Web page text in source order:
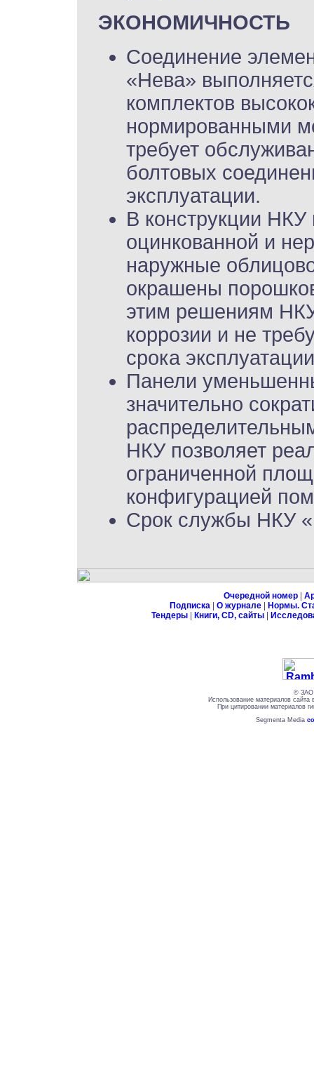
ЭКОНОМИЧНОСТЬ
Соединение
«Нева»
комплектов
нормированными
требует
болтовых
эксплуатации.
В конструкции
оцинкованной и
наружные
окрашены
этим решениям
коррозии и не
срока
Панели
значительно
НКУ позволяет
ограниченной
конфигурацией
Срок службы НКУ
Очередной номер
Подписка| О журнале|
Нормы.
Тендеры
Книги, CD, сайты
© ЗАО
Использование материалов
При цитировании материалов
Segmenta Media